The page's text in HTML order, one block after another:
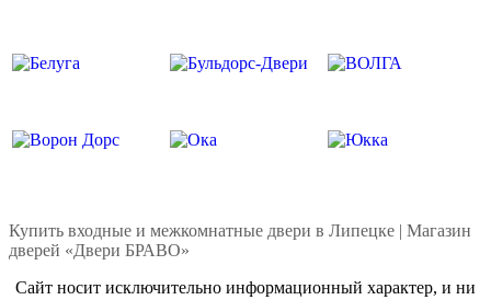
Купить входные и межкомнатные двери в Липецке | Магазин
дверей «Двери БРАВО»
Сайт носит исключительно информационный характер, и ни